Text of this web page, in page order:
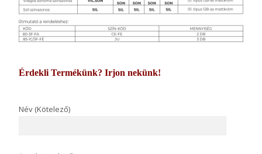
Érdekli Termékünk? Irjon nekünk!
Név (Kötelező)